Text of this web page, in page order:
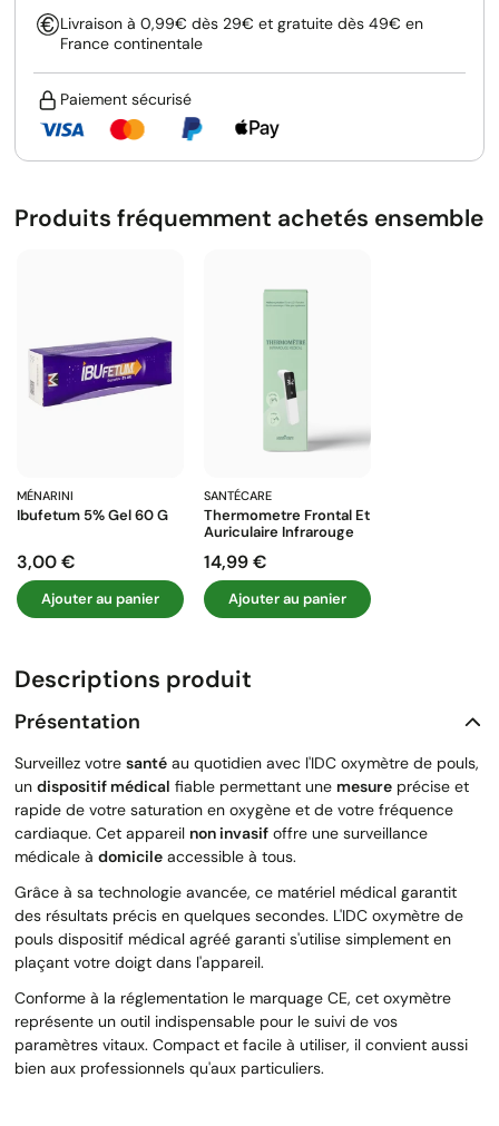
Livraison à 0,99€ dès 29€ et gratuite dès 49€ en
France continentale
Paiement sécurisé
Produits fréquemment achetés ensemble
MÉNARINI
Ibufetum 5% Gel 60 G
Prix
3,00 €
Ajouter au panier
SANTÉCARE
Thermometre Frontal Et
Auriculaire Infrarouge
Prix
14,99 €
Ajouter au panier
Descriptions produit
Présentation
Surveillez votre santé au quotidien avec l'IDC oxymètre de pouls,
un dispositif médical fiable permettant une mesure précise et
rapide de votre saturation en oxygène et de votre fréquence
cardiaque. Cet appareil non invasif offre une surveillance
médicale à domicile accessible à tous.
Grâce à sa technologie avancée, ce matériel médical garantit
des résultats précis en quelques secondes. L'IDC oxymètre de
pouls dispositif médical agréé garanti s'utilise simplement en
plaçant votre doigt dans l'appareil.
Conforme à la réglementation le marquage CE, cet oxymètre
représente un outil indispensable pour le suivi de vos
paramètres vitaux. Compact et facile à utiliser, il convient aussi
bien aux professionnels qu'aux particuliers.